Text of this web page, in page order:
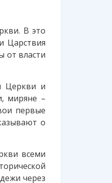
В это
Царствия
от власти
Церкви и
миряне –
первые
о
всеми
через